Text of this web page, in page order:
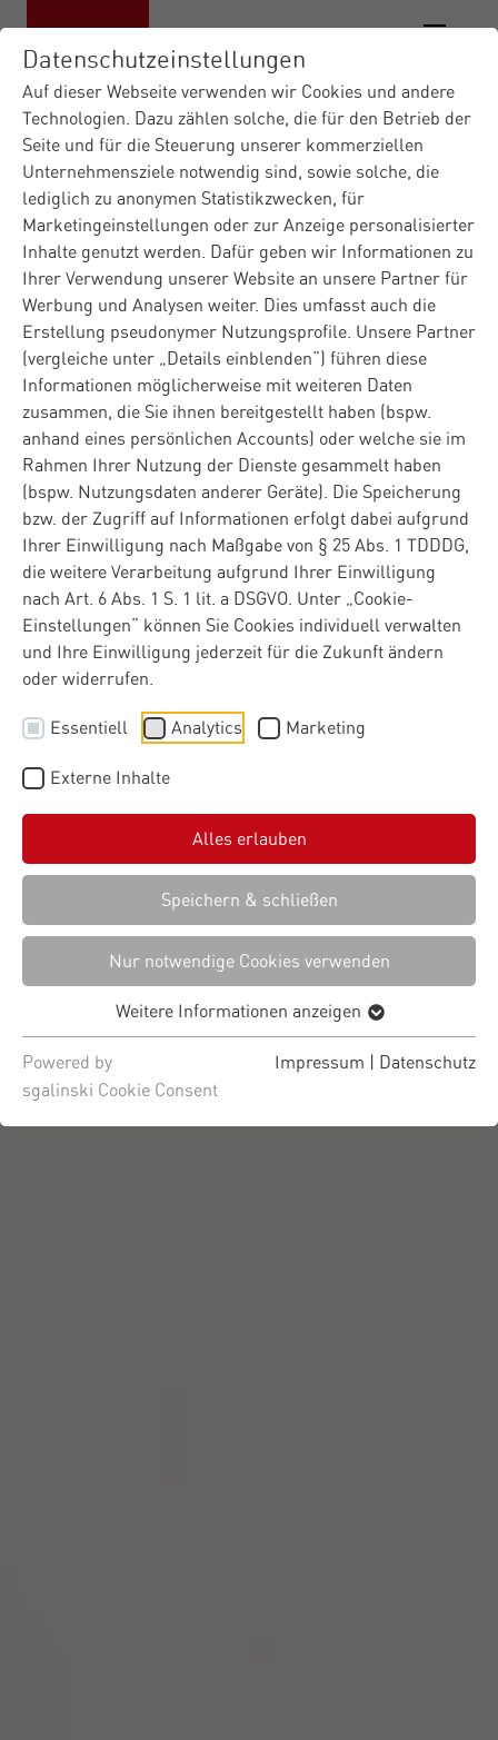
Datenschutzeinstellungen
Auf dieser Webseite verwenden wir Cookies und andere
Technologien. Dazu zählen solche, die für den Betrieb der
Seite und für die Steuerung unserer kommerziellen
Unternehmensziele notwendig sind, sowie solche, die
lediglich zu anonymen Statistikzwecken, für
Marketingeinstellungen oder zur Anzeige personalisierter
Inhalte genutzt werden. Dafür geben wir Informationen zu
Ihrer Verwendung unserer Website an unsere Partner für
Werbung und Analysen weiter. Dies umfasst auch die
Erstellung pseudonymer Nutzungsprofile. Unsere Partner
(vergleiche unter „Details einblenden“) führen diese
Informationen möglicherweise mit weiteren Daten
zusammen, die Sie ihnen bereitgestellt haben (bspw.
anhand eines persönlichen Accounts) oder welche sie im
Rahmen Ihrer Nutzung der Dienste gesammelt haben
(bspw. Nutzungsdaten anderer Geräte). Die Speicherung
bzw. der Zugriff auf Informationen erfolgt dabei aufgrund
Ihrer Einwilligung nach Maßgabe von § 25 Abs. 1 TDDDG,
die weitere Verarbeitung aufgrund Ihrer Einwilligung
nach Art. 6 Abs. 1 S. 1 lit. a DSGVO. Unter „Cookie-
Einstellungen“ können Sie Cookies individuell verwalten
und Ihre Einwilligung jederzeit für die Zukunft ändern
oder widerrufen.
Essentiell Analytics Marketing
Externe Inhalte
Alles erlauben
Speichern & schließen
Nur notwendige Cookies verwenden
Weitere Informationen anzeigen
Powered by
sgalinski Cookie Consent
Impressum | Datenschutz